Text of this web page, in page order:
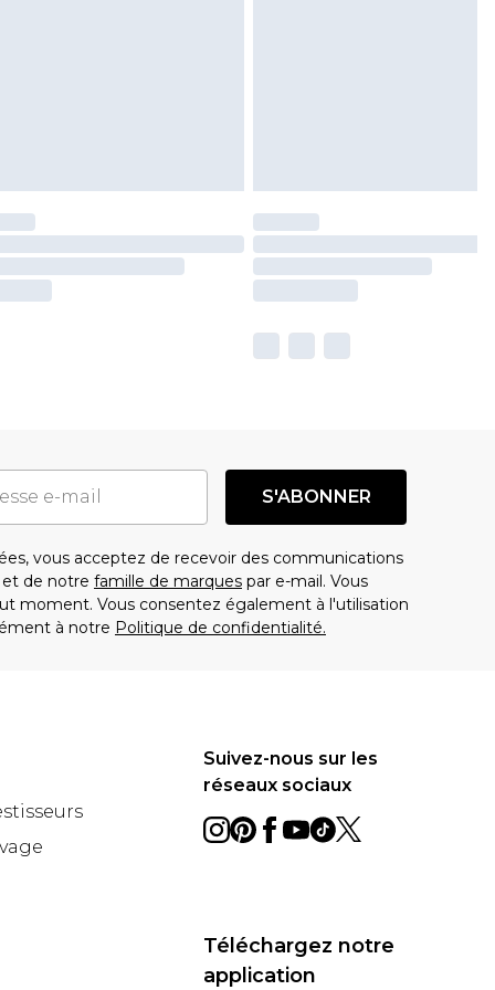
S'ABONNER
vous acceptez de recevoir des communications
de notre famille de marques par e-mail. Vous
moment. Vous consentez également à l'utilisation
à notre Politique de confidentialité.
Suivez-nous sur les
réseaux sociaux
Téléchargez notre
application